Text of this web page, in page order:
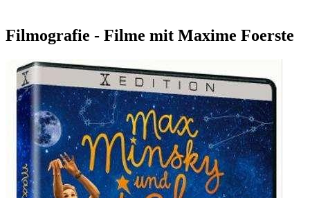
Filmografie - Filme mit Maxime Foerste